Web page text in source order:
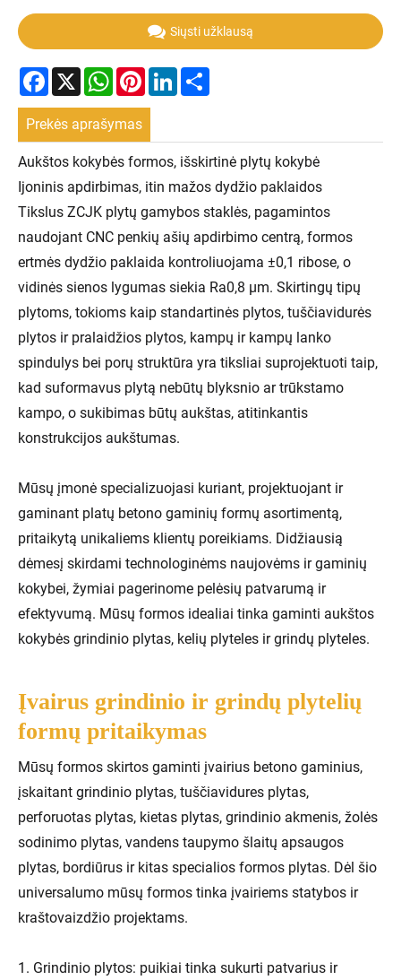
Siųsti užklausą
Facebook
X WhatsAppPinterestLinkedIn
Prekės aprašymas
Aukštos kokybės formos, išskirtinė plytų kokybė
Ijoninis apdirbimas, itin mažos dydžio paklaidos
Tikslus ZCJK plytų gamybos staklės, pagamintos
naudojant CNC penkių ašių apdirbimo centrą, formos
ertmės dydžio paklaida kontroliuojama ±0,1 ribose, o
vidinės sienos lygumas siekia Ra0,8 μm. Skirtingų tipų
plytoms, tokioms kaip standartinės plytos, tuščiavidurės
plytos ir pralaidžios plytos, kampų ir kampų lanko
spindulys bei porų struktūra yra tiksliai suprojektuoti taip,
kad suformavus plytą nebūtų blyksnio ar trūkstamo
kampo, o sukibimas būtų aukštas, atitinkantis
konstrukcijos aukštumas.
Mūsų įmonė specializuojasi kuriant, projektuojant ir
gaminant platų betono gaminių formų asortimentą,
pritaikytą unikaliems klientų poreikiams. Didžiausią
dėmesį skirdami technologinėms naujovėms ir gaminių
kokybei, žymiai pagerinome pelėsių patvarumą ir
efektyvumą. Mūsų formos idealiai tinka gaminti aukštos
kokybės grindinio plytas, kelių plyteles ir grindų plyteles.
Įvairus grindinio ir grindų plytelių
formų pritaikymas
Mūsų formos skirtos gaminti įvairius betono gaminius,
įskaitant grindinio plytas, tuščiavidures plytas,
perforuotas plytas, kietas plytas, grindinio akmenis, žolės
sodinimo plytas, vandens taupymo šlaitų apsaugos
plytas, bordiūrus ir kitas specialios formos plytas. Dėl šio
universalumo mūsų formos tinka įvairiems statybos ir
kraštovaizdžio projektams.
1. Grindinio plytos: puikiai tinka sukurti patvarius ir